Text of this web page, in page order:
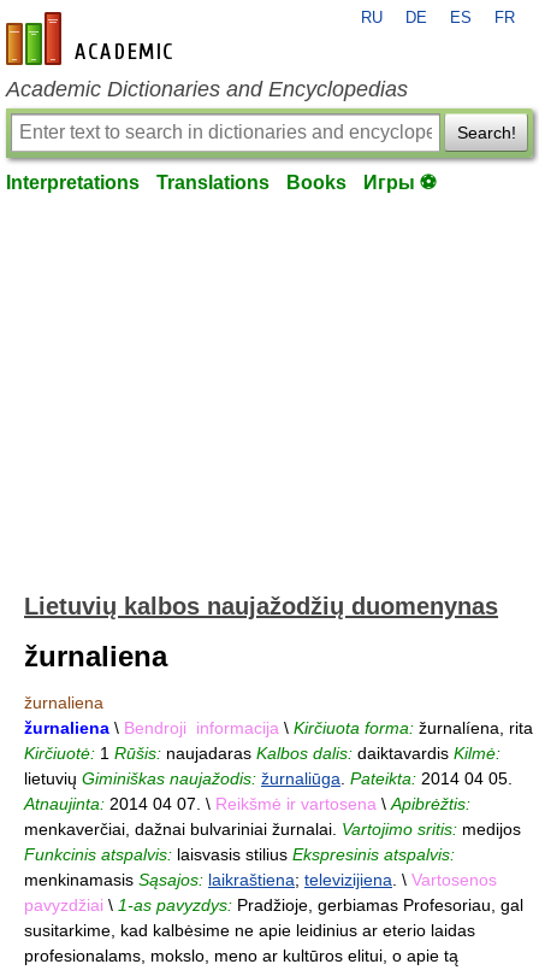
en-academic.com
RU DE ES FR
Academic Dictionaries and Encyclopedias
Search!
Interpretations Translations Books Игры ⚽
Lietuvių kalbos naujažodžių duomenynas
žurnaliena
žurnaliena
žurnaliena \ Bendroji informacija \ Kirčiuota forma: žurnalíena, rita
Kirčiuotė: 1 Rūšis: naujadaras Kalbos dalis: daiktavardis Kilmė:
lietuvių Giminiškas naujažodis: žurnaliūga Pateikta: 2014 04 05.
Atnaujinta: 2014 04 07. \ Reikšmė ir vartosena \ Apibrėžtis:
menkaverčiai, dažnai bulvariniai žurnalai. Vartojimo sritis: medijos
Funkcinis atspalvis: laisvasis stilius Ekspresinis atspalvis:
menkinamasis Sąsajos: laikraštiena; televizijiena . \ Vartosenos
pavyzdžiai \ 1-as pavyzdys: Pradžioje, gerbiamas Profesoriau, gal
susitarkime, kad kalbėsime ne apie leidinius ar eterio laidas
profesionalams, mokslo, meno ar kultūros elitui, o apie tą